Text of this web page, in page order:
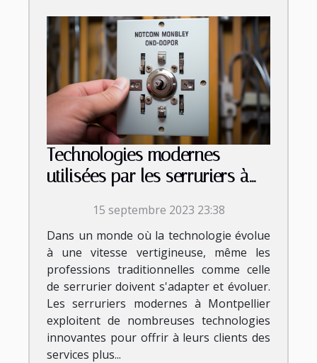
Technologies modernes
utilisées par les serruriers à
15 septembre 2023 23:38
Dans un monde où la technologie évolue
à une vitesse vertigineuse, même les
professions traditionnelles comme celle
de serrurier doivent s'adapter et évoluer.
Les serruriers modernes à Montpellier
exploitent de nombreuses technologies
innovantes pour offrir à leurs clients des
services plus...